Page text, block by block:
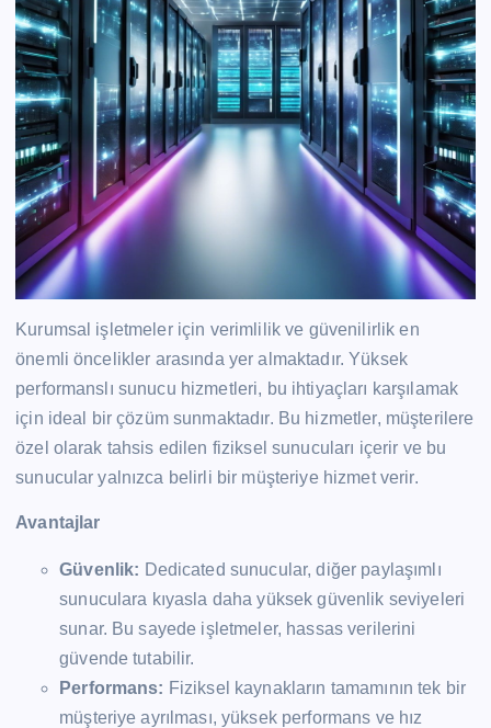
Kurumsal işletmeler için verimlilik ve güvenilirlik en
önemli öncelikler arasında yer almaktadır. Yüksek
performanslı sunucu hizmetleri, bu ihtiyaçları karşılamak
için ideal bir çözüm sunmaktadır. Bu hizmetler, müşterilere
özel olarak tahsis edilen fiziksel sunucuları içerir ve bu
sunucular yalnızca belirli bir müşteriye hizmet verir.
Avantajlar
Güvenlik: Dedicated sunucular, diğer paylaşımlı
sunuculara kıyasla daha yüksek güvenlik seviyeleri
sunar. Bu sayede işletmeler, hassas verilerini
güvende tutabilir.
Performans: Fiziksel kaynakların tamamının tek bir
müşteriye ayrılması, yüksek performans ve hız